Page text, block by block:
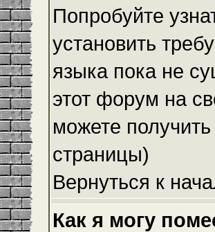
Попробуйте
установить
языка пока не
этот форум на
можете
страницы)
Вернуться к
Как я могу